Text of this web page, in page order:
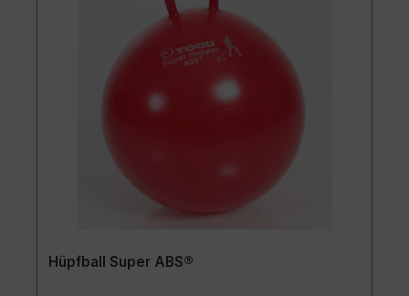
Hüpfball Super ABS®